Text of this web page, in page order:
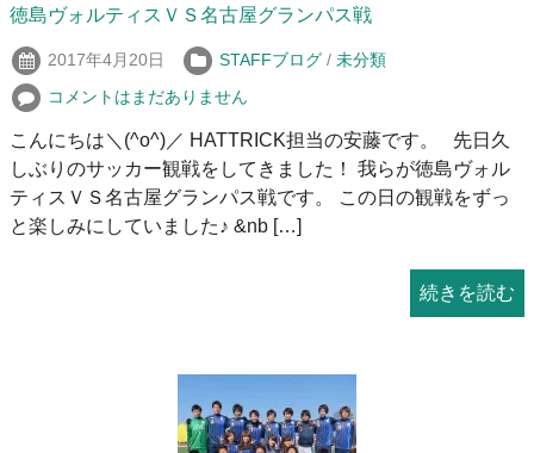
徳島ヴォルティスＶＳ名古屋グランパス戦
2017年4月20日 STAFFブログ / 未分類
コメントはまだありません
こんにちは＼(^o^)／ HATTRICK担当の安藤です。 先日久
しぶりのサッカー観戦をしてきました！ 我らが徳島ヴォル
ティスＶＳ名古屋グランパス戦です。 この日の観戦をずっ
と楽しみにしていました♪ &nb […]
続きを読む